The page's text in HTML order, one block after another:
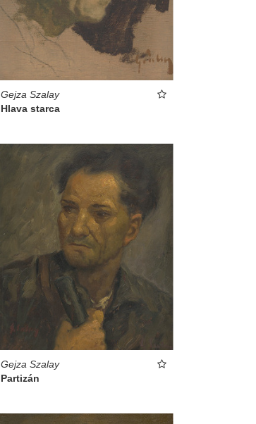
Gejza Szalay
Hlava starca
Gejza Szalay
Partizán